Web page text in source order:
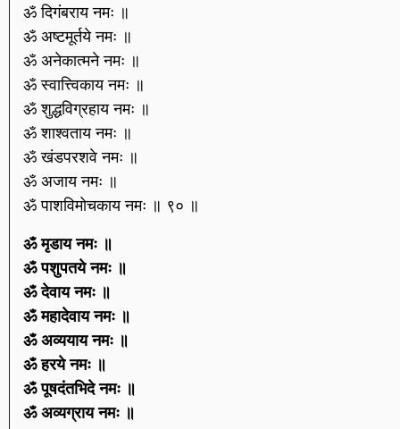
ॐ दिगंबराय नमः ॥
ॐ अष्टमूर्तये नमः ॥
ॐ अनेकात्मने नमः ॥
ॐ स्वात्त्विकाय नमः ॥
ॐ शुद्धविग्रहाय नमः ॥
ॐ शाश्वताय नमः ॥
ॐ खंडपरशवे नमः ॥
ॐ अजाय नमः ॥
ॐ पाशविमोचकाय नमः ॥ ९० ॥
ॐ मृडाय नमः ॥
ॐ पशुपतये नमः ॥
ॐ देवाय नमः ॥
ॐ महादेवाय नमः ॥
ॐ अव्ययाय नमः ॥
ॐ हरये नमः ॥
ॐ पूषदंतभिदे नमः ॥
ॐ अव्यग्राय नमः ॥